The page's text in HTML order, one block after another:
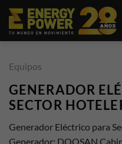
Saltar
contenido
Equipos
GENERADOR
SECTOR
Generador Eléctrico para
Generador: DOOSAN